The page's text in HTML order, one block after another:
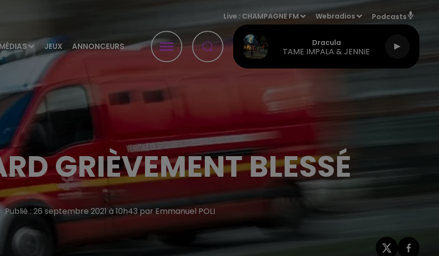
MÉDIAS JEUX ANNONCEURS
Live : CHAMPAGNE FM Webradios Podcasts
Dracula
TAME IMPALA & JENNIE
GRIÈVEMENT BLESSÉ
Publié : 26 septembre 2021 à 10h43 par Emmanuel POLI